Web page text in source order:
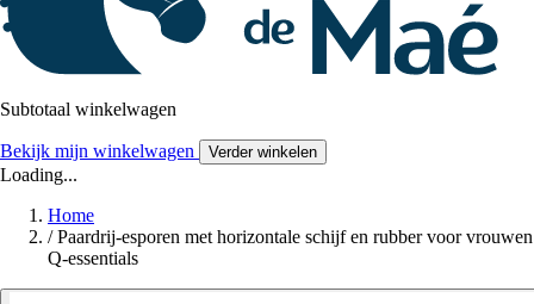
Subtotaal winkelwagen
Bekijk mijn winkelwagen Verder winkelen
Loading...
Home
/ Paardrij-esporen met horizontale schijf en rubber voor vrouwen
Q-essentials